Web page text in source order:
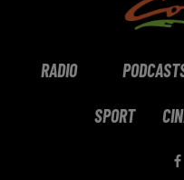
RADIO
SPORT